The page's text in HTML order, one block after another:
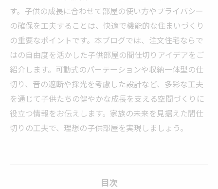
す。子供の成長に合わせて部屋の使い方やプライバシー
の確保を工夫することは、快適で機能的な住まいづくり
の重要なポイントです。本ブログでは、注文住宅ならで
はの自由度を活かした子供部屋の間仕切りアイデアをご
紹介します。可動式のパーテーションや収納一体型の仕
切り、音の遮断や採光を考慮した設計など、多彩な工夫
を通じて子供たちの健やかな成長を支える空間づくりに
役立つ情報をお伝えします。家族の未来を見据えた間仕
切りの工夫で、理想の子供部屋を実現しましょう。
目次